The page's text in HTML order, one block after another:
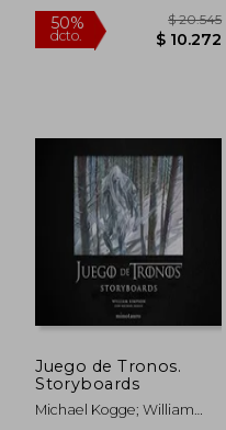
Juego de Tronos.
Storyboards
Michael Kogge; William